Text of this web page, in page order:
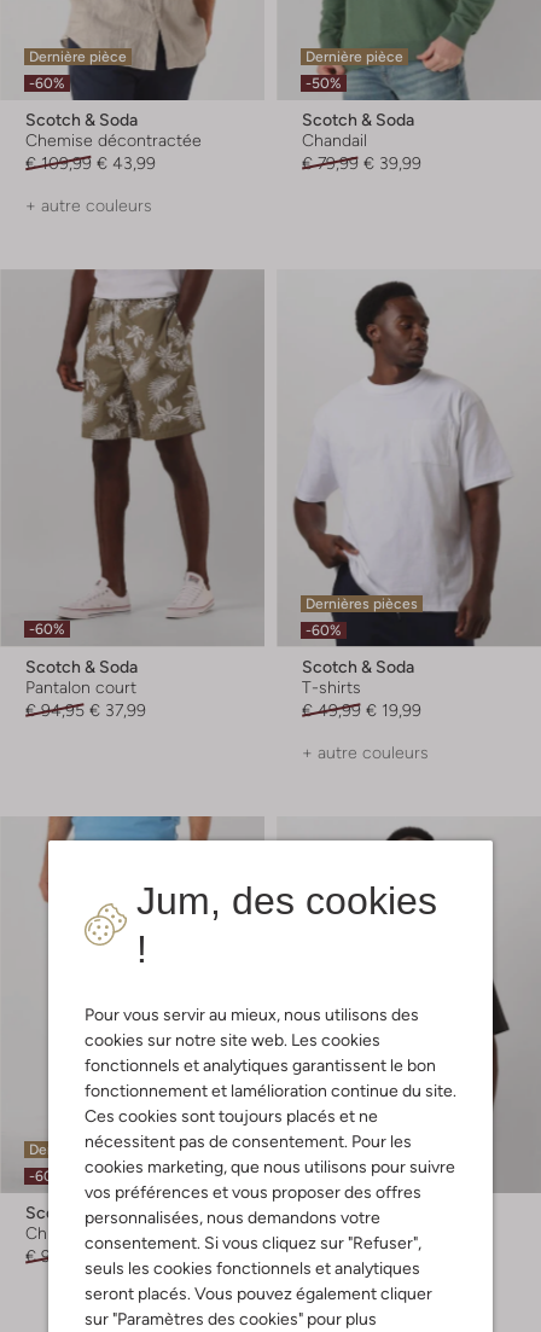
Jum, des cookies
!
Pour vous servir au mieux, nous utilisons des
cookies sur notre site web. Les cookies
fonctionnels et analytiques garantissent le bon
fonctionnement et lamélioration continue du site.
Ces cookies sont toujours placés et ne
nécessitent pas de consentement. Pour les
cookies marketing, que nous utilisons pour suivre
vos préférences et vous proposer des offres
personnalisées, nous demandons votre
consentement. Si vous cliquez sur "Refuser",
seuls les cookies fonctionnels et analytiques
seront placés. Vous pouvez également cliquer
sur "Paramètres des cookies" pour plus
Dernière pièce
-60%
Scotch & Soda
Chemise décontractée
€ 109,99 € 43,99
+ autre couleurs
Dernière pièce
-50%
Scotch & Soda
Chandail
€ 79,99 € 39,99
-60%
Scotch & Soda
Pantalon court
€ 94,95 € 37,99
Dernières pièces
-60%
Scotch & Soda
T-shirts
€ 49,99 € 19,99
+ autre couleurs
Dernières pièces
-60%
Scotch & Soda
Chino
€ 99,99
€ 39,99
Dernière pièce
-60%
Scotch & Soda
T-shirts
€ 49,99
€ 19,99
+ autre couleurs